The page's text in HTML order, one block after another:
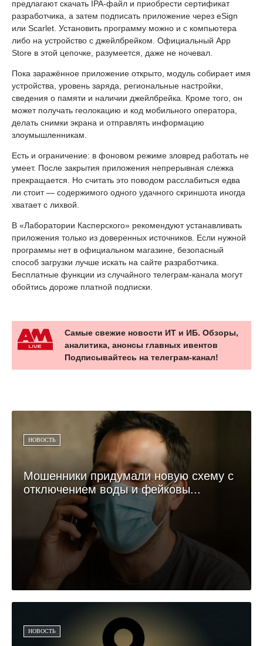
предлагают скачать IPA-файл и приобрести сертификат
разработчика, а затем подписать приложение через eSign
или Scarlet. Установить программу можно и с компьютера
либо на устройство с джейлбрейком. Официальный App
Store в этой цепочке, разумеется, даже не ночевал.
Пока заражённое приложение открыто, модуль собирает имя
устройства, уровень заряда, региональные настройки,
сведения о памяти и наличии джейлбрейка. Кроме того, он
может получать геолокацию и код мобильного оператора,
делать снимки экрана и отправлять информацию
злоумышленникам.
Есть и ограничение: в фоновом режиме зловред работать не
умеет. После закрытия приложения непрерывная слежка
прекращается. Но считать это поводом расслабиться едва
ли стоит — содержимого одного удачного скриншота иногда
хватает с лихвой.
В «Лаборатории Касперского» рекомендуют устанавливать
приложения только из доверенных источников. Если нужной
программы нет в официальном магазине, безопасный
способ загрузки лучше искать на сайте разработчика.
Бесплатные функции из случайного телеграм-канала могут
обойтись дороже платной подписки.
Самые свежие новости ИТ и ИБ. Обзоры,
аналитика, анонсы главных ивентов
Подписывайтесь на телеграм-канал!
НОВОСТЬ
Мошенники придумали новую схему с
отключением воды и фейковы...
НОВОСТЬ